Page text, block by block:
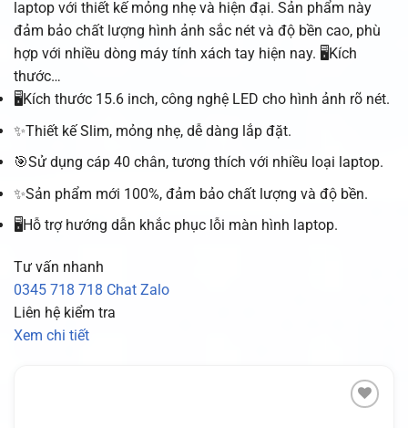
laptop với thiết kế mỏng nhẹ và hiện đại. Sản phẩm này
đảm bảo chất lượng hình ảnh sắc nét và độ bền cao, phù
hợp với nhiều dòng máy tính xách tay hiện nay. 🖥️Kích
thước…
🖥️Kích thước 15.6 inch, công nghệ LED cho hình ảnh rõ nét.
✨Thiết kế Slim, mỏng nhẹ, dễ dàng lắp đặt.
🎯Sử dụng cáp 40 chân, tương thích với nhiều loại laptop.
✨Sản phẩm mới 100%, đảm bảo chất lượng và độ bền.
🖥️Hỗ trợ hướng dẫn khắc phục lỗi màn hình laptop.
Tư vấn nhanh
0345 718 718 Chat Zalo
Liên hệ kiểm tra
Xem chi tiết